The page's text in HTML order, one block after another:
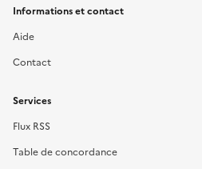
Informations et contact
Aide
Contact
Services
Flux RSS
Table de concordance